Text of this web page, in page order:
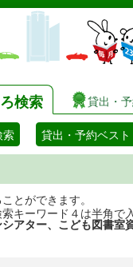
検索 貸出・
索 貸出・予約ベスト
とができます。
キーワード４は半角で
アター、こども図書室